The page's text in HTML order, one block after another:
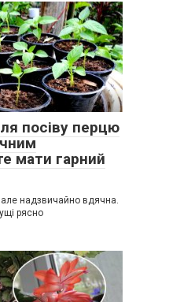
посіву перцю
мати гарний
надзвичайно вдячна.
рясно